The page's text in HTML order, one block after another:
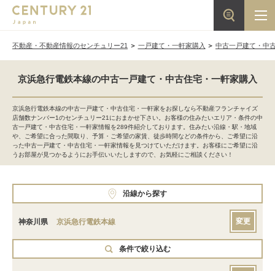
不動産・不動産情報のセンチュリー21 一戸建て・一軒家購入 中古一戸建て・中
京浜急行電鉄本線の中古一戸建て・中古住宅・一軒家購入
京浜急行電鉄本線の中古一戸建て・中古住宅・一軒家をお探しなら不動産フランチャイズ
店舗数ナンバー1のセンチュリー21におまかせ下さい。お客様の住みたいエリア・条件の中
古一戸建て・中古住宅・一軒家情報を289件紹介しております。住みたい沿線・駅・地域
や、ご希望に合った間取り、予算・ご希望の家賃、徒歩時間などの条件から、ご希望に沿
った中古一戸建て・中古住宅・一軒家情報を見つけていただけます。お客様にご希望に沿
うお部屋が見つかるようにお手伝いいたしますので、お気軽にご相談ください！
沿線から探す
神奈川県 京浜急行電鉄本線 変更
条件で絞り込む